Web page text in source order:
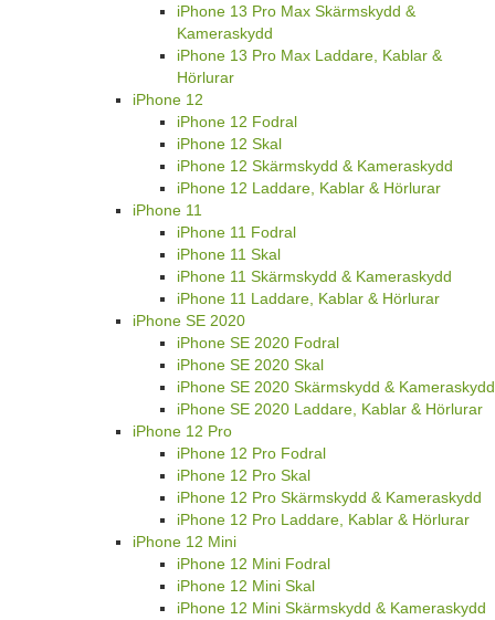
iPhone 13 Pro Max Skärmskydd &
Kameraskydd
iPhone 13 Pro Max Laddare, Kablar &
Hörlurar
iPhone 12
iPhone 12 Fodral
iPhone 12 Skal
iPhone 12 Skärmskydd & Kameraskydd
iPhone 12 Laddare, Kablar & Hörlurar
iPhone 11
iPhone 11 Fodral
iPhone 11 Skal
iPhone 11 Skärmskydd & Kameraskydd
iPhone 11 Laddare, Kablar & Hörlurar
iPhone SE 2020
iPhone SE 2020 Fodral
iPhone SE 2020 Skal
iPhone SE 2020 Skärmskydd & Kameraskydd
iPhone SE 2020 Laddare, Kablar & Hörlurar
iPhone 12 Pro
iPhone 12 Pro Fodral
iPhone 12 Pro Skal
iPhone 12 Pro Skärmskydd & Kameraskydd
iPhone 12 Pro Laddare, Kablar & Hörlurar
iPhone 12 Mini
iPhone 12 Mini Fodral
iPhone 12 Mini Skal
iPhone 12 Mini Skärmskydd & Kameraskydd